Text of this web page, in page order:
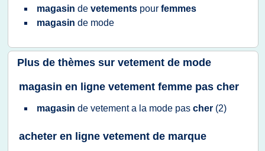
magasin de vetements pour femmes
magasin de mode
Plus de thèmes sur vetement de mode
magasin en ligne vetement femme pas cher
magasin de vetementa la mode pas cher (2)
acheter en ligne vetement de marque